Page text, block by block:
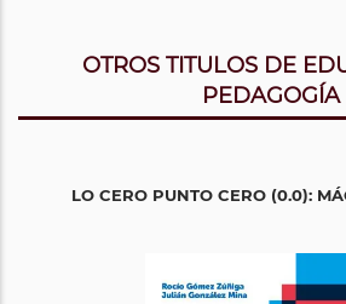
OTROS TITULOS DE
PEDAGOGÍA
LO CERO PUNTO CERO (0.0):